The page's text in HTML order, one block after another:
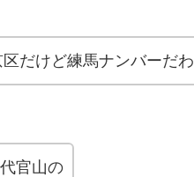
区だけど練馬ナンバーだわ
官山の